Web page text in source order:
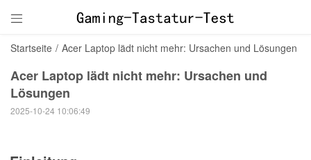

Startseite / Acer Laptop lädt nicht mehr: Ursachen und Lösungen
Acer Laptop lädt nicht mehr: Ursachen und
Lösungen
2025-10-24 10:06:49